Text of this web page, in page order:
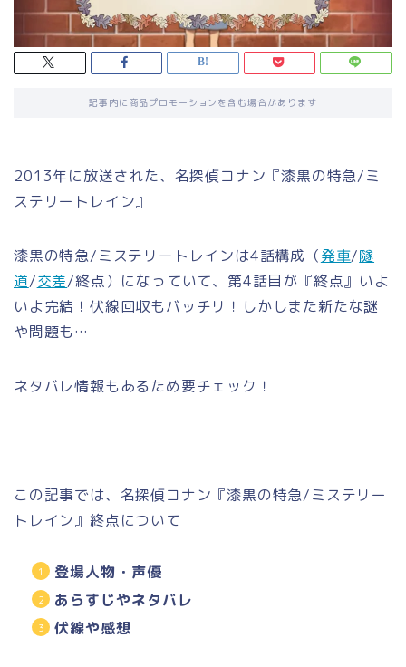
記事内に商品プロモーションを含む場合があります
2013年に放送された、名探偵コナン『漆黒の特急/ミ
ステリートレイン』
漆黒の特急/ミステリートレインは4話構成（発車/隧
道/交差/終点）になっていて、第4話目が『終点』いよ
いよ完結！伏線回収もバッチリ！しかしまた新たな謎
や問題も…
ネタバレ情報もあるため要チェック！
この記事では、名探偵コナン『漆黒の特急/ミステリー
トレイン』終点について
登場人物・声優
あらすじやネタバレ
伏線や感想